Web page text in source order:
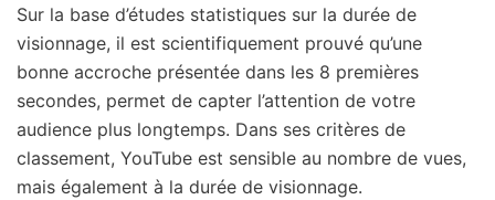
Sur la base d’études statistiques sur la durée de
visionnage, il est scientifiquement prouvé qu’une
bonne accroche présentée dans les 8 premières
secondes, permet de capter l’attention de votre
audience plus longtemps. Dans ses critères de
classement, YouTube est sensible au nombre de vues,
mais également à la durée de visionnage.